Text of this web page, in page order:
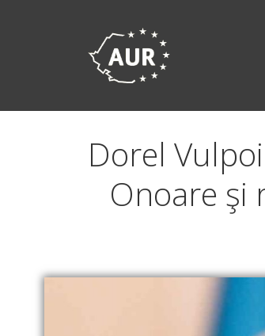
Dorel
Onoare şi